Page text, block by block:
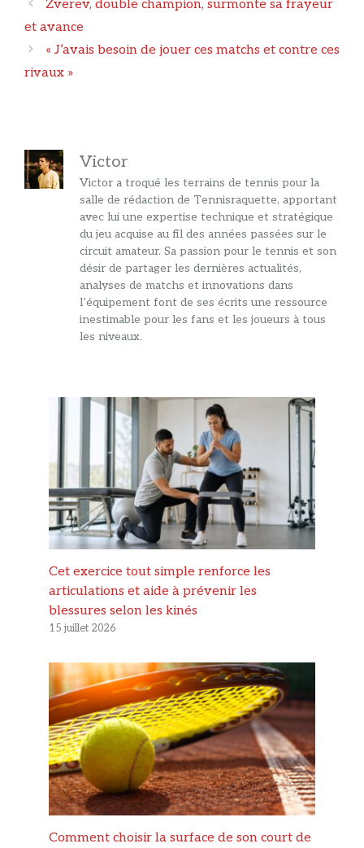
des
articles
Zverev, double champion, surmonte sa frayeur
et avance
« J’avais besoin de jouer ces matchs et contre ces
rivaux »
Victor
Victor a troqué les terrains de tennis pour la
salle de rédaction de Tennisraquette, apportant
avec lui une expertise technique et stratégique
du jeu acquise au fil des années passées sur le
circuit amateur. Sa passion pour le tennis et son
désir de partager les dernières actualités,
analyses de matchs et innovations dans
l’équipement font de ses écrits une ressource
inestimable pour les fans et les joueurs à tous
les niveaux.
Cet exercice tout simple renforce les
articulations et aide à prévenir les
blessures selon les kinés
15 juillet 2026
Comment choisir la surface de son court de